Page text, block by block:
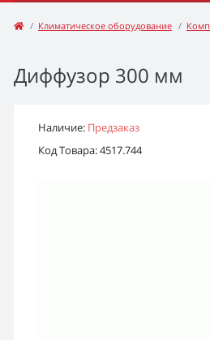
Климатическое оборудование
Диффузор 300 мм
Наличие: Предзаказ
Код Товара: 4517.744